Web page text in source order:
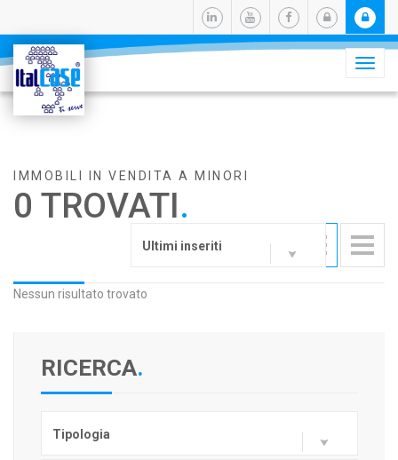
IMMOBILI IN VENDITA A MINORI
0 TROVATI.
Ultimi inseriti
Nessun risultato trovato
RICERCA.
Tipologia